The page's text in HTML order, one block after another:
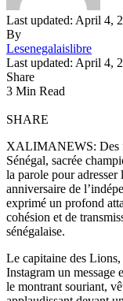
Last updated: April 4,
By
Lesenegalaislibre
Last updated: April 4,
Share
3 Min Read
SHARE
XALIMANEWS: Des
Sénégal, sacrée
la parole pour
anniversaire de
exprimé un profond
cohésion et de
sénégalaise.
Le capitaine des
Instagram un message
le montrant souriant,